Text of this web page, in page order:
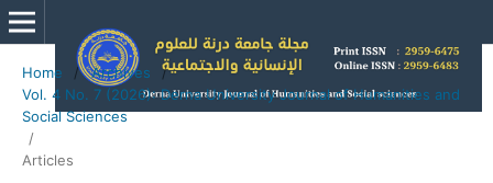
Home / Archives
/
Vol. 4 No. 7 (2026): Derna University Journal of Humanities and
Social Sciences
/
Articles